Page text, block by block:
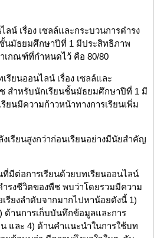
น์ เรื่อง เซลล์และกระบวนการดำรง
นมัธยมศึกษาปีที่ 1 มีประสิทธิภาพ
าเกณฑ์ที่กำหนดไว้ คือ 80/80
รียนออนไลน์ เรื่อง เซลล์และ
สำหรับนักเรียนชั้นมัธยมศึกษาปีที่ 1 มี
ยนมีความก้าวหน้าทางการเรียนเพิ่ม
เรียนสูงกว่าก่อนเรียนอย่างมีนัยสำคัญ
ที่มีต่อการเรียนด้วยบทเรียนออนไลน์
ำรงชีวิตของพืช พบว่าโดยรวมมีความ
รียงลำดับจากมากไปหาน้อยดังนี้ 1)
ด้านการเก็บบันทึกข้อมูลและการ
และ 4) ด้านคำแนะนำในการใช้บท